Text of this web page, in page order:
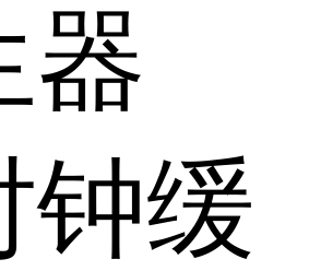
器
钟缓